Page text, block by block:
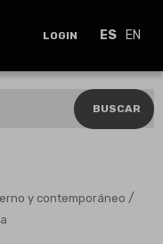
LOGIN ES EN
BUSCAR
y contemporáneo /